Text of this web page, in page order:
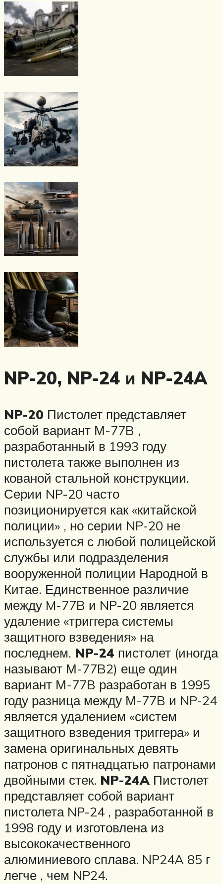
NP-20, NP-24 и NP-24A
NP-20 Пистолет представляет
собой вариант М-77B ,
разработанный в 1993 году
пистолета также выполнен из
кованой стальной конструкции.
Серии NP-20 часто
позиционируется как «китайской
полиции» , но серии NP-20 не
используется с любой полицейской
службы или подразделения
вооруженной полиции Народной в
Китае. Единственное различие
между M-77B и NP-20 является
удаление «триггера системы
защитного взведения» на
последнем. NP-24 пистолет (иногда
называют М-77B2) еще один
вариант М-77B разработан в 1995
году разница между М-77B и NP-24
является удалением «систем
защитного взведения триггера» и
замена оригинальных девять
патронов с пятнадцатью патронами
двойными стек. NP-24A Пистолет
представляет собой вариант
пистолета NP-24 , разработанной в
1998 году и изготовлена из
высококачественного
алюминиевого сплава. NP24A 85 г
легче , чем NP24.